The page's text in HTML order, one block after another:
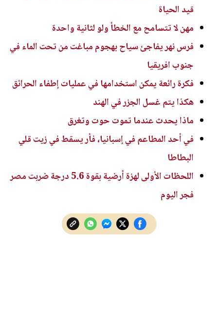
قيد الحياة
مهن لا تتسامح مع الخطأ ولو لثانية واحدة
فرس نهر يفاجئ سياح بهجوم مباغت من تحت الماء في
جنوب افريقيا
فكرة رائعة يمكن استخدامها في عمليات إطفاء الحرائق
هكذا يتم غسل الجزر في الهند
ماذا يحدث عندما تموت حوت وتغرق
في أحد المطاعم في إسبانيا، فأر يسقط في زيت قلي
البطاطا
اللحظات الأولى لهزة أرضية بقوة 5.6 درجة ضربت مصر
فجر اليوم